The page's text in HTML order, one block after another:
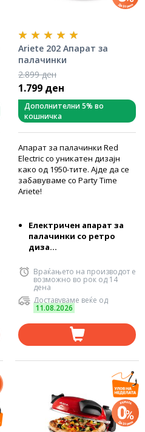
Ariete 202 Апарат за
палачинки
2.899 ден
1.799 ден
Дополнителни 5% во
кошничка
Апарат за палачинки Red
Electric со уникатен дизајн
како од 1950-тите. Ајде да се
забавуваме со Party Time
Ariete!
Електричен апарат за
палачинки со ретро
диза...
Враќањето на производот е
возможно во рок од 14
дена
Доставуваме веќе од
11.08.2026